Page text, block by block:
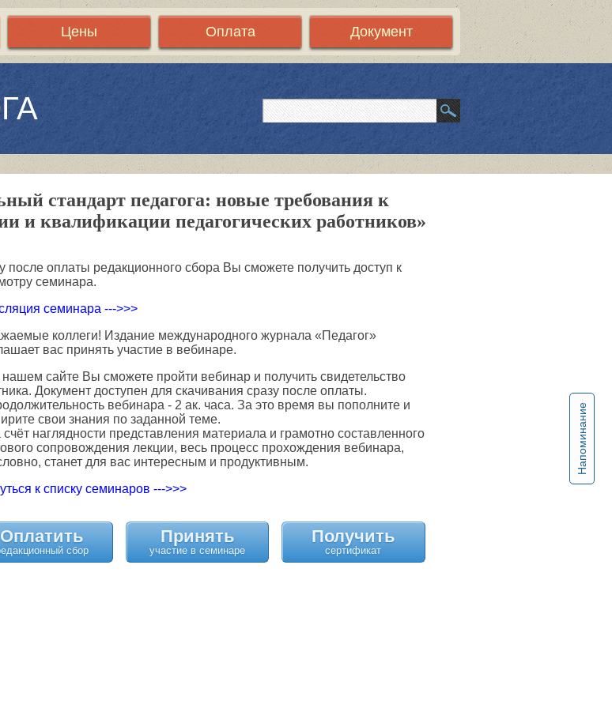
Цены Оплата Документ
Напоминание
стандарт педагога: новые требования к
и квалификации педагогических работников»
после оплаты редакционного сбора Вы сможете получить доступ к
семинара.
семинара --->>>
коллеги! Издание международного журнала «Педагог»
вас принять участие в вебинаре.
сайте Вы сможете пройти вебинар и получить свидетельство
Документ доступен для скачивания сразу после оплаты.
вебинара - 2 ак. часа. За это время вы пополните и
свои знания по заданной теме.
наглядности представления материала и грамотно составленного
сопровождения лекции, весь процесс прохождения вебинара,
станет для вас интересным и продуктивным.
к списку семинаров --->>>
Оплатить
редакционный сбор
Принять Получить